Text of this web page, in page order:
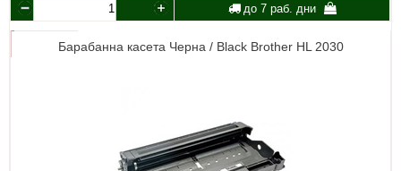
до 7 раб. дни
Барабанна касета Черна / Black Brother HL 2030